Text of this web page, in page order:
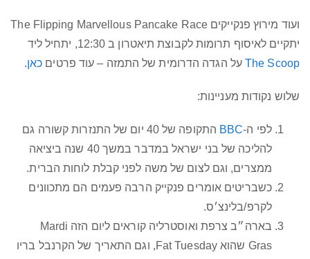
ועוד מירוץ פנקייקים The Flipping Marvellous Pancake Race
יתקיים לאיסוף תרומות לקבוצת תיאטרון ב 12:30, יתחיל ליד
The Scoopעל הגדה הדרומית של התמזה – עוד פרטים כאן.
שלוש נקודות מעניינות:
לפי ה-BBC
התקופה של 40 יום של התנזרות קשורה גם
להליכה של בני ישראל במדבר במשך 40 שנה ביציאה
ממצרים, וגם לצום של משה לפני קבלת לוחות הברית.
כשבריטים אומרים פנקייק הרבה פעמים הם מתכוונים
לקרפ/בלינצ׳ס.
בארה״ב צרפת ואוסטרליה קוראים ליום הזה Mardi
Gras שהוא Fat Tuesday, וגם התאריך של הקרנבל בריו